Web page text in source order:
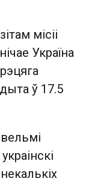
місіі
Україна
ў 17.5